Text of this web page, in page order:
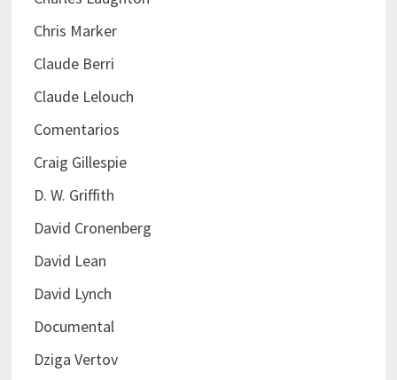
Chris Marker
Claude Berri
Claude Lelouch
Comentarios
Craig Gillespie
D. W. Griffith
David Cronenberg
David Lean
David Lynch
Documental
Dziga Vertov